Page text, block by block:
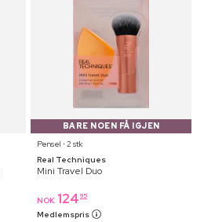
BARE NOEN FÅ IGJEN
Pensel ⋅ 2 stk
Real Techniques
Mini Travel Duo
NOK 124 95
Medlemspris